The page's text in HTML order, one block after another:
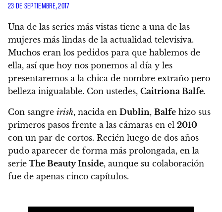
23 DE SEPTIEMBRE, 2017
Una de las series más vistas tiene a una de las
mujeres más lindas de la actualidad televisiva.
Muchos eran los pedidos para que hablemos de
ella, así que hoy nos ponemos al día y les
presentaremos a la chica de nombre extraño pero
belleza inigualable. Con ustedes, Caitriona Balfe.
Con sangre irish, nacida en Dublin, Balfe hizo sus
primeros pasos frente a las cámaras en el 2010
con un par de cortos. Recién luego de dos años
pudo aparecer de forma más prolongada, en la
serie The Beauty Inside, aunque su colaboración
fue de apenas cinco capítulos.